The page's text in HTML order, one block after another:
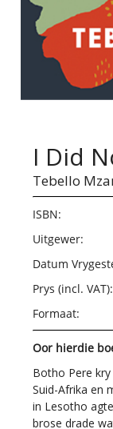
I Did
Tebello
ISBN:
Uitgewer:
Datum
Prys (incl. VAT):
Formaat:
Oor hierdie
Botho Pere kry
Suid-Afrika en
in Lesotho
brose drade